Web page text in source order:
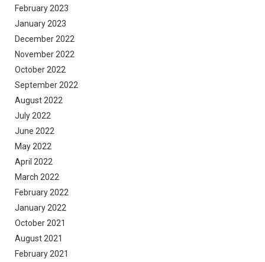
February 2023
January 2023
December 2022
November 2022
October 2022
September 2022
August 2022
July 2022
June 2022
May 2022
April 2022
March 2022
February 2022
January 2022
October 2021
August 2021
February 2021